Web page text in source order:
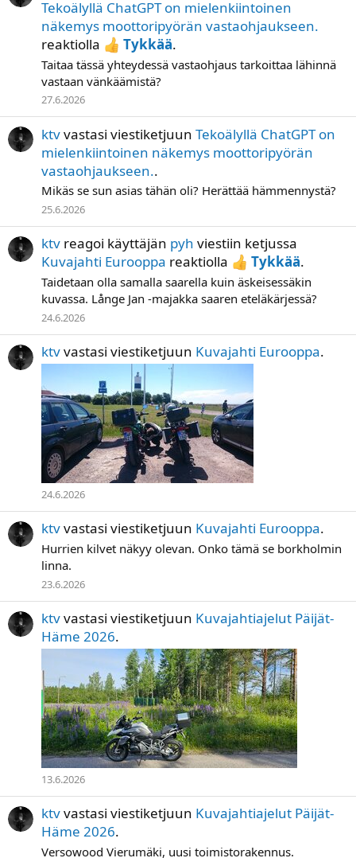
Tekoälyllä ChatGPT on mielenkiintoinen
näkemys moottoripyörän vastaohjaukseen.
reaktiolla
Tykkää.
Taitaa tässä yhteydessä vastaohjaus tarkoittaa lähinnä
vastaan vänkäämistä?
27.6.2026
ktvvastasi viestiketjuun Tekoälyllä ChatGPT on
mielenkiintoinen näkemys moottoripyörän
vastaohjaukseen..
Mikäs se sun asias tähän oli? Herättää hämmennystä?
25.6.2026
ktv reagoi käyttäjän pyh viestiin ketjussa
Kuvajahti Eurooppa reaktiolla Tykkää.
Taidetaan olla samalla saarella kuin äskeisessäkin
kuvassa. Långe Jan -majakka saaren eteläkärjessä?
24.6.2026
ktvvastasi viestiketjuun Kuvajahti Eurooppa.
24.6.2026
ktvvastasi viestiketjuun Kuvajahti Eurooppa.
Hurrien kilvet näkyy olevan. Onko tämä se borkholmin
linna.
23.6.2026
ktvvastasi viestiketjuun Kuvajahtiajelut Päijät-
Häme 2026.
13.6.2026
ktvvastasi viestiketjuun Kuvajahtiajelut Päijät-
Häme 2026.
Versowood Vierumäki, uusi toimistorakennus.